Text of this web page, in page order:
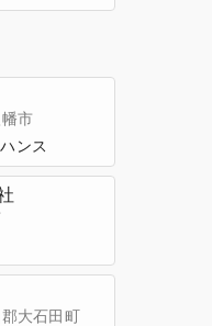
市
ンス
大石田町